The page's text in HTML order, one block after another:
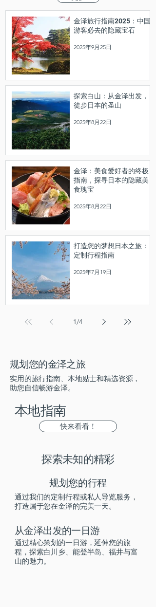
金泽旅行指南2025：中国
游客必去的隐藏宝石
2025年9月25日
探索白山：从金泽出发，
徒步日本的圣山
2025年8月22日
金泽：美食爱好者的终极
指南，探寻日本的隐藏美
食瑰宝
2025年8月22日
打造您的梦想日本之旅：
定制行程指南
2025年7月19日
1/4
规划您的金泽之旅
实用的旅行指南、本地贴士和精选资源，
助您自信畅游金泽。
本地指南
快来看看！
探索未知的精彩
规划您的行程
通过我们的定制行程或私人导览服务，
打造属于您在金泽的完美一天。
从金泽出发的一日游
通过精心策划的一日游，延伸您的旅
程，探索白川乡、能登半岛、福井与富
山的魅力。